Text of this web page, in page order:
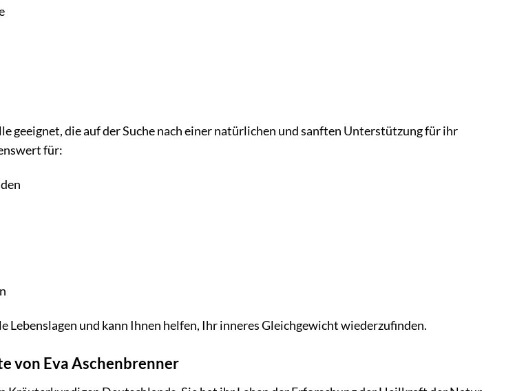
geeignet, die auf der Suche nach einer natürlichen und sanften Unterstützung für ihr
für:
Lebenslagen und kann Ihnen helfen, Ihr inneres Gleichgewicht wiederzufinden.
von Eva Aschenbrenner